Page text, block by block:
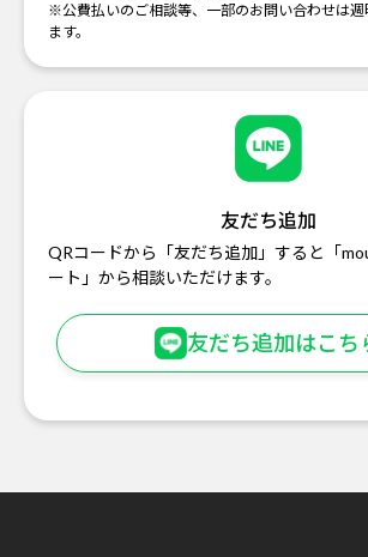
※公費払いのご相談等、一部のお問い合わせは週
ます。
友だち追加
QRコードから「友だち追加」すると「
ート」から相談いただけます。
友だち追加はこち